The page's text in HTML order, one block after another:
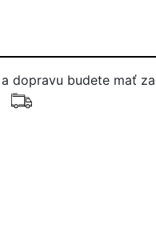
a dopravu budete mať